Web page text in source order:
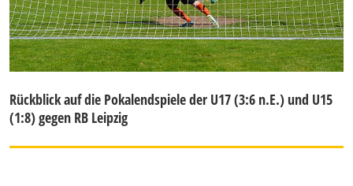
Rückblick auf die Pokalendspiele der U17 (3:6 n.E.) und U15
(1:8) gegen RB Leipzig